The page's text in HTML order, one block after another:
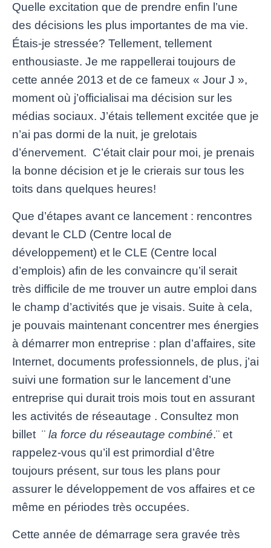
Quelle excitation que de prendre enfin l’une
des décisions les plus importantes de ma vie.
Étais-je stressée? Tellement, tellement
enthousiaste. Je me rappellerai toujours de
cette année 2013 et de ce fameux « Jour J »,
moment où j’officialisai ma décision sur les
médias sociaux. J’étais tellement excitée que je
n’ai pas dormi de la nuit, je grelotais
d’énervement. C’était clair pour moi, je prenais
la bonne décision et je le crierais sur tous les
toits dans quelques heures!
Que d’étapes avant ce lancement : rencontres
devant le CLD (Centre local de
développement) et le CLE (Centre local
d’emplois) afin de les convaincre qu’il serait
très difficile de me trouver un autre emploi dans
le champ d’activités que je visais. Suite à cela,
je pouvais maintenant concentrer mes énergies
à démarrer mon entreprise : plan d’affaires, site
Internet, documents professionnels, de plus, j’ai
suivi une formation sur le lancement d’une
entreprise qui durait trois mois tout en assurant
les activités de réseautage . Consultez mon
billet ¨ la force du réseautage combiné.¨ et
rappelez-vous qu’il est primordial d’être
toujours présent, sur tous les plans pour
assurer le développement de vos affaires et ce
même en périodes très occupées.
Cette année de démarrage sera gravée très